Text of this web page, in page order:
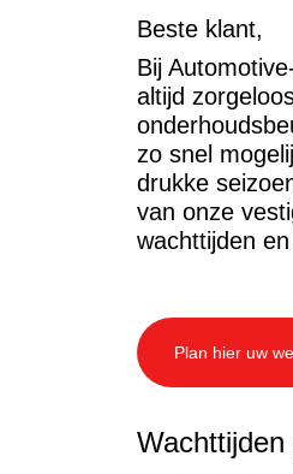
Beste klant,
Bij
altijd
zo snel
drukke
van onze
wachttijden
Plan hier uw